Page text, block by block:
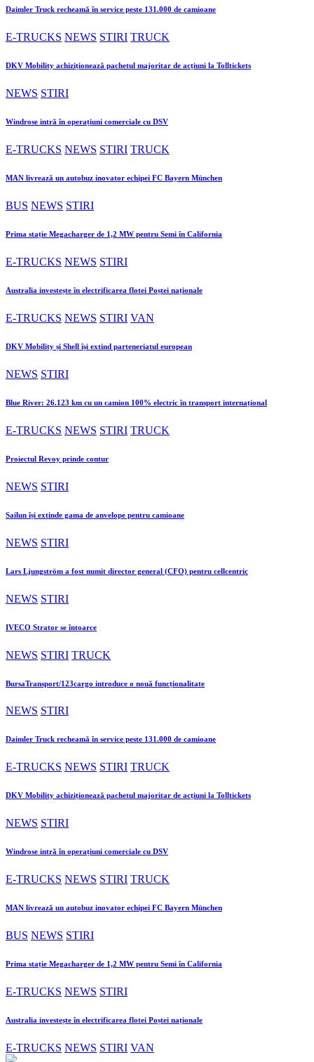
Daimler Truck recheamă în service peste 131.000 de camioane
E-TRUCKS NEWS STIRI TRUCK
DKV Mobility achiziționează pachetul majoritar de acțiuni la Tolltickets
NEWS STIRI
Windrose intră în operațiuni comerciale cu DSV
E-TRUCKS NEWS STIRI TRUCK
MAN livrează un autobuz inovator echipei FC Bayern München
BUS NEWS STIRI
Prima stație Megacharger de 1,2 MW pentru Semi în California
E-TRUCKS NEWS STIRI
Australia investește în electrificarea flotei Poștei naționale
E-TRUCKS NEWS STIRI VAN
DKV Mobility și Shell își extind parteneriatul european
NEWS STIRI
Blue River: 26.123 km cu un camion 100% electric în transport internațional
E-TRUCKS NEWS STIRI TRUCK
Proiectul Revoy prinde contur
NEWS STIRI
Sailun își extinde gama de anvelope pentru camioane
NEWS STIRI
Lars Ljungström a fost numit director general (CFO) pentru cellcentric
NEWS STIRI
IVECO Strator se întoarce
NEWS STIRI TRUCK
BursaTransport/123cargo introduce o nouă funcționalitate
NEWS STIRI
Daimler Truck recheamă în service peste 131.000 de camioane
E-TRUCKS NEWS STIRI TRUCK
DKV Mobility achiziționează pachetul majoritar de acțiuni la Tolltickets
NEWS STIRI
Windrose intră în operațiuni comerciale cu DSV
E-TRUCKS NEWS STIRI TRUCK
MAN livrează un autobuz inovator echipei FC Bayern München
BUS NEWS STIRI
Prima stație Megacharger de 1,2 MW pentru Semi în California
E-TRUCKS NEWS STIRI
Australia investește în electrificarea flotei Poștei naționale
E-TRUCKS NEWS STIRI VAN